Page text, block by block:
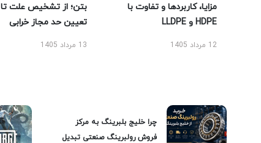
مزایا، کاربردها و تفاوت با
HDPE و LLDPE
12 مرداد 1405
بتن؛ از تشخیص علت تا
تعیین حد مجاز خرابی
13 مرداد 1405
چرا خلیج بلبرینگ به مرکز
فروش رولبرینگ صنعتی تبدیل